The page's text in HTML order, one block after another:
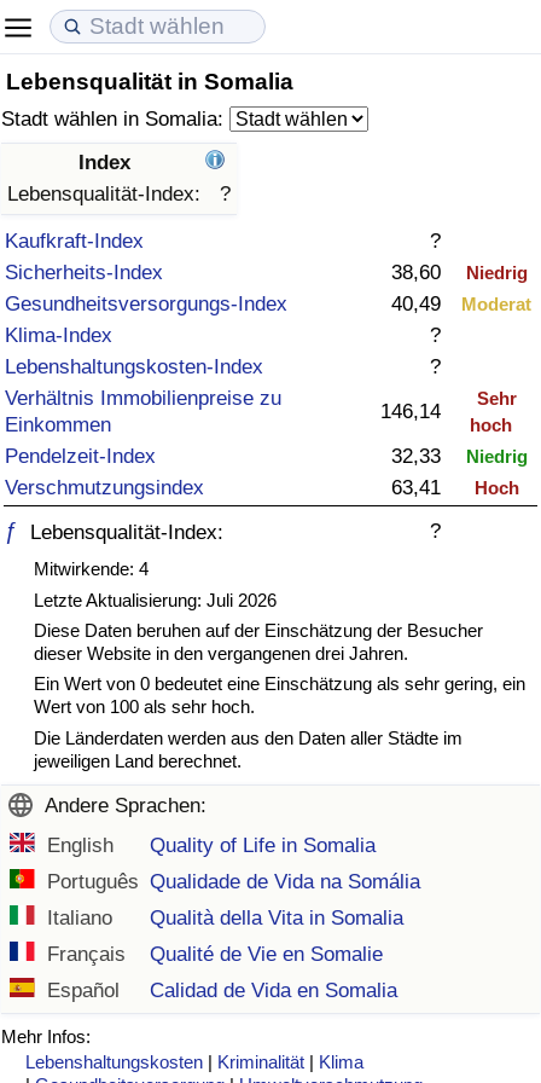
Lebensqualität in Somalia
Stadt wählen in Somalia:
Index
Lebensqualität-Index:
?
Kaufkraft-Index
?
Sicherheits-Index
38,60 Niedrig
Gesundheitsversorgungs-Index 40,49 Moderat
Klima-Index
?
Lebenshaltungskosten-Index
?
Verhältnis Immobilienpreise zu
Einkommen
146,14
Sehr
hoch
Pendelzeit-Index 32,33 Niedrig
Verschmutzungsindex 63,41 Hoch
ƒ Lebensqualität-Index: ?
Mitwirkende: 4
Letzte Aktualisierung: Juli 2026
Diese Daten beruhen auf der Einschätzung der Besucher
dieser Website in den vergangenen drei Jahren.
Ein Wert von 0 bedeutet eine Einschätzung als sehr gering, ein
Wert von 100 als sehr hoch.
Die Länderdaten werden aus den Daten aller Städte im
jeweiligen Land berechnet.
Andere Sprachen:
English
Quality of Life in Somalia
Português Qualidade de Vida na Somália
Italiano
Qualità della Vita in Somalia
Français
Qualité de Vie en Somalie
Español
Calidad de Vida en Somalia
Mehr Infos:
Lebenshaltungskosten | Kriminalität | Klima
Lebenshaltungskosten
Lebenshaltungskosten-Index (aktuell)
Lebenshaltungskosten-Index
Lebenshaltungskosten-Index nach Land
in Akaba
Immobilienpreise
Immobilienpreis-Index (aktuell)
Immobilienpreis-Index
Immobilienpreis-Index nach Land
Lebensqualität
Lebensqualität-Index
Lebensqualität-Index (aktuell)
Lebensqualitätsindex nach Land
Kriminalität
Kriminalitäts-Index (aktuell)
Kriminalitäts-Index
Kriminalitätsindex nach Land
Gesundheitsversorgungs-Index (aktuell)
Gesundheitsversorgungs-Index
Gesundheitsversorgungs-Index nach Land
Umweltverschmutzung
Umweltverschmutzungs-Index (aktuell)
Verschmutzungsindex
Umweltverschmutzungs-Index nach Land
Verkehr